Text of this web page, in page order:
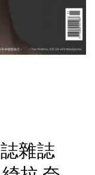
雜誌